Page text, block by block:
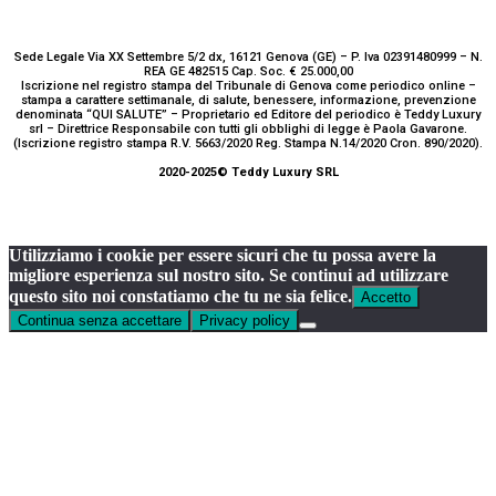
Sede Legale Via XX Settembre 5/2 dx, 16121 Genova (GE) – P. Iva 02391480999 – N.
REA GE 482515 Cap. Soc. € 25.000,00
Iscrizione nel registro stampa del Tribunale di Genova come periodico online –
stampa a carattere settimanale, di salute, benessere, informazione, prevenzione
denominata “QUI SALUTE” – Proprietario ed Editore del periodico è Teddy Luxury
srl – Direttrice Responsabile con tutti gli obblighi di legge è Paola Gavarone.
(Iscrizione registro stampa R.V. 5663/2020 Reg. Stampa N.14/2020 Cron. 890/2020).
2020-2025© Teddy Luxury SRL
Utilizziamo i cookie per essere sicuri che tu possa avere la
migliore esperienza sul nostro sito. Se continui ad utilizzare
questo sito noi constatiamo che tu ne sia felice. Accetto
Continua senza accettare
Privacy policy